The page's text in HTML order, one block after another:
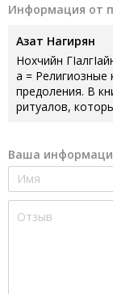
Информация от
Азат Нагирян
Нохчийн
а = Религиозные
предоления. В
ритуалов,
Ваша